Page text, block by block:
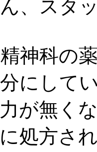
、スタ
神科の
にして
が無く
処方さ